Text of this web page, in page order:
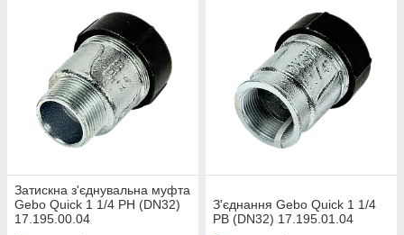
Затискна з'єднувальна муфта
Gebo Quick 1 1/4 РН (DN32)
17.195.00.04
З'єднання Gebo Quick 1 1/4
РВ (DN32) 17.195.01.04